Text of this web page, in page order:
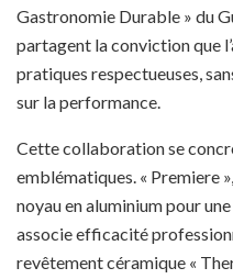
Gastronomie Durable » du
partagent la conviction que
pratiques respectueuses,
sur la performance.
Cette collaboration se
emblématiques. « Premiere
noyau en aluminium pour
associe efficacité
revêtement céramique «